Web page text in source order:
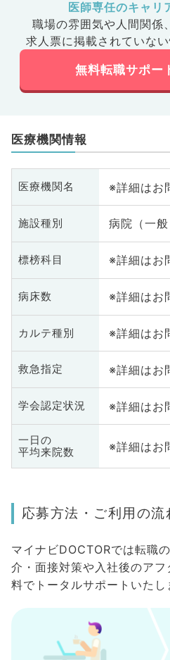
医師専任のキャリ
職場の雰囲気や人間関係、
求人票に掲載されていな
無料転職サポー
医療機関情報
医療機関名 ※詳細はお
施設種別 病院（一般
標榜科目 ※詳細はお
病床数 ※詳細はお
カルテ種別 ※詳細はお
救急指定 ※詳細はお
学会認定状況 ※詳細はお
一日の
平均来院数
※詳細はお
応募方法・ご利用の流
マイナビDOCTORでは転職
介・面接対策や入社後のア
料でトータルサポートいたし